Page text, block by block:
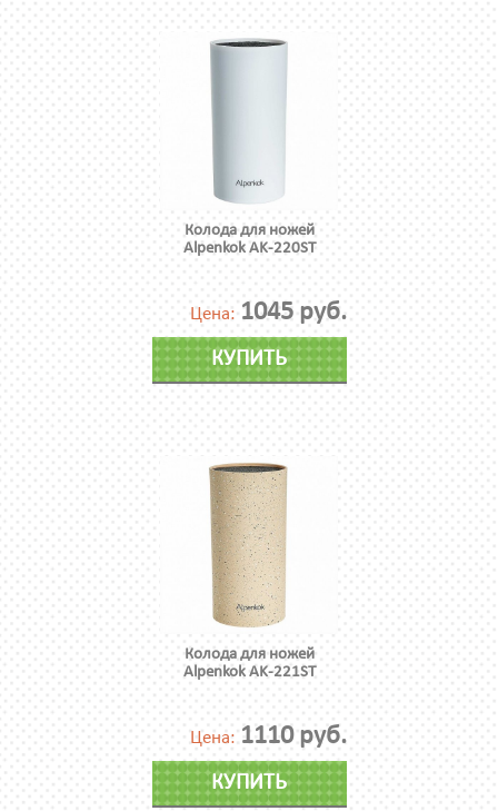
Колода для ножей
Alpenkok AK-220ST
Цена: 1045 руб.
КУПИТЬ
Колода для ножей
Alpenkok AK-221ST
Цена: 1110 руб.
КУПИТЬ